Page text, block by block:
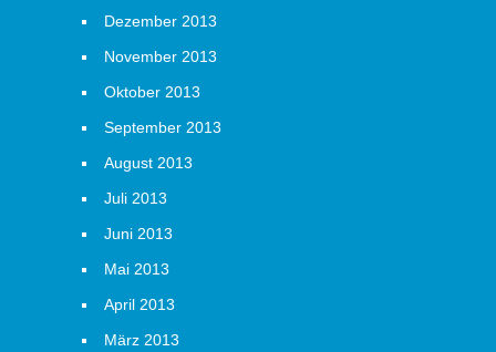
Dezember 2013
November 2013
Oktober 2013
September 2013
August 2013
Juli 2013
Juni 2013
Mai 2013
April 2013
März 2013